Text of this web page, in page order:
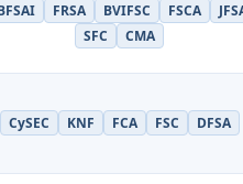
FRSA BVIFSC FSCA
SFC
CMA
CySEC KNF FCA FSC DFSA